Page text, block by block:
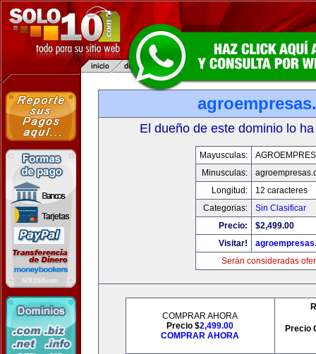
El dueño de este dominio lo
Mayusculas:
Minusculas:
Longitud:
12 caracteres
Categorias:
Sin Clasificar
Precio:
$2,499.00
Visitar!
Serán consideradas
COMPRAR AHORA
Precio $2,499.00
COMPRAR AHORA
Precio